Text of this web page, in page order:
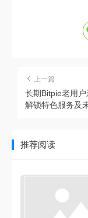
上一篇
长期Bitpie老用户
解锁特色服务及
推荐阅读